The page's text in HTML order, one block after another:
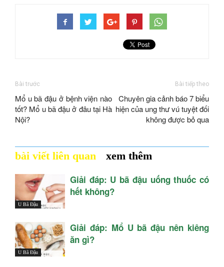
Bài trước
Mổ u bã đậu ở bệnh viện nào
tốt? Mổ u bã đậu ở đâu tại Hà
Nội?
Bài tiếp theo
Chuyên gia cảnh báo 7 biểu
hiện của ung thư vú tuyệt đối
không được bỏ qua
bài viết liên quan xem thêm
U Bã Đậu
Giải đáp: U bã đậu uống thuốc có
hết không?
U Bã Đậu
Giải đáp: Mổ U bã đậu nên kiêng
ăn gì?